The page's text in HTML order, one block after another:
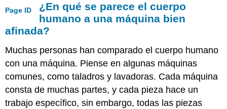
Page ID
¿En qué se parece el cuerpo
humano a una máquina bien
afinada?
Muchas personas han comparado el cuerpo humano
con una máquina. Piense en algunas máquinas
comunes, como taladros y lavadoras. Cada máquina
consta de muchas partes, y cada pieza hace un
trabajo específico, sin embargo, todas las piezas